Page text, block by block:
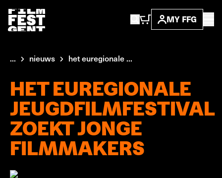
MY FFG
... nieuws het euregionale ...
HET EUREGIONALE
JEUGDFILMFESTIVAL
ZOEKT JONGE
FILMMAKERS